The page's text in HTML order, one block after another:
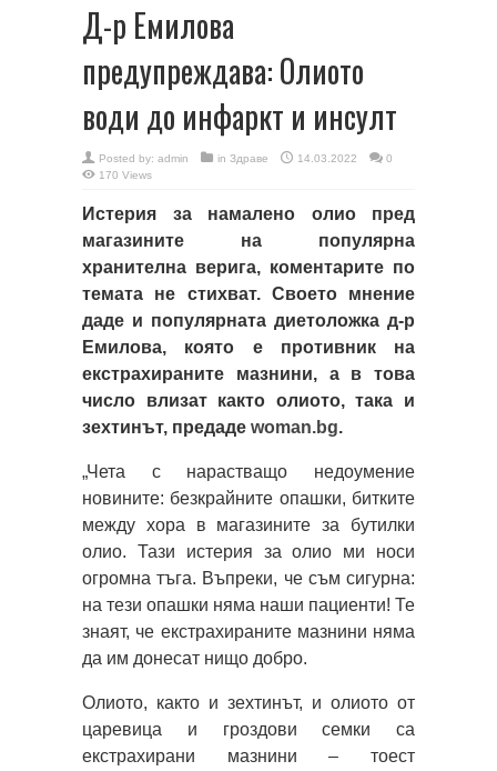
Д-р Емилова
предупреждава: Олиото
води до инфаркт и инсулт
Posted by: admin in Здраве 14.03.2022
0
170 Views
Истерия за намалено олио пред
магазините на популярна
хранителна верига, коментарите по
темата не стихват. Своето мнение
даде и популярната диетоложка д-р
Емилова, която е противник на
екстрахираните мазнини, а в това
число влизат както олиото, така и
зехтинът, предаде woman.bg.
„Чета с нарастващо недоумение
новините: безкрайните опашки, битките
между хора в магазините за бутилки
олио. Тази истерия за олио ми носи
огромна тъга. Въпреки, че съм сигурна:
на тези опашки няма наши пациенти! Те
знаят, че екстрахираните мазнини няма
да им донесат нищо добро.
Олиото, както и зехтинът, и олиото от
царевица и гроздови семки са
екстрахирани мазнини – тоест